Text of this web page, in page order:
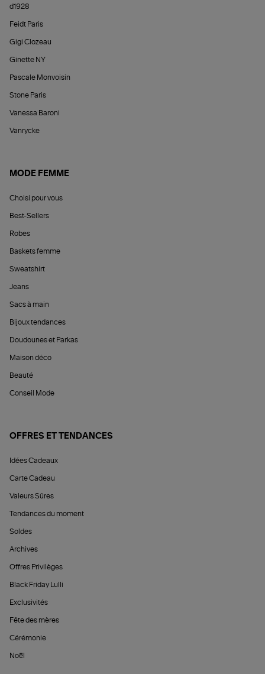
d1928
Feidt Paris
Gigi Clozeau
Ginette NY
Pascale Monvoisin
Stone Paris
Vanessa Baroni
Vanrycke
MODE FEMME
Choisi pour vous
Best-Sellers
Robes
Baskets femme
Sweatshirt
Jeans
Sacs à main
Bijoux tendances
Doudounes et Parkas
Maison déco
Beauté
Conseil Mode
OFFRES ET TENDANCES
Idées Cadeaux
Carte Cadeau
Valeurs Sûres
Tendances du moment
Soldes
Archives
Offres Privilèges
Black Friday Lulli
Exclusivités
Fête des mères
Cérémonie
Noël